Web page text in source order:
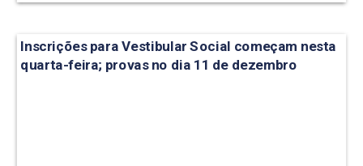
Inscrições para Vestibular Social começam nesta
quarta-feira; provas no dia 11 de dezembro